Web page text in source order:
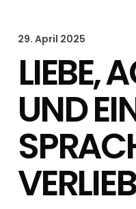
29. April 2025
LIEBE,
UND